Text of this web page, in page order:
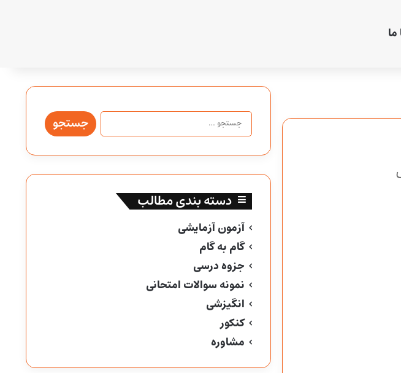
ما
جستجو
برای:
دسته بندی مطالب
آزمون آزمایشی
گام به گام
جزوه درسی
نمونه سوالات امتحانی
انگیزشی
کنکور
مشاوره